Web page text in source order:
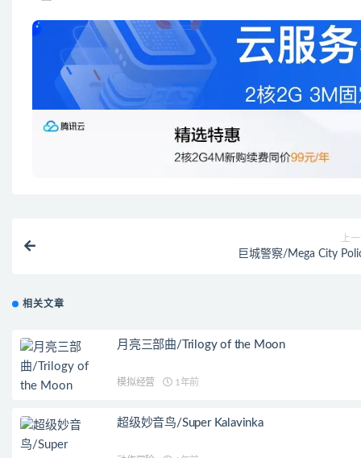
上
巨城警察/Mega City
相关文章
月亮三部曲/Trilogy of the Moon
模拟经营 1年前
超级妙音鸟/Super Kalavinka